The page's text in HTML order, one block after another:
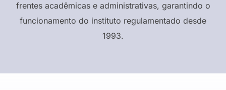
frentes acadêmicas e administrativas, garantindo o
funcionamento do instituto regulamentado desde
1993.